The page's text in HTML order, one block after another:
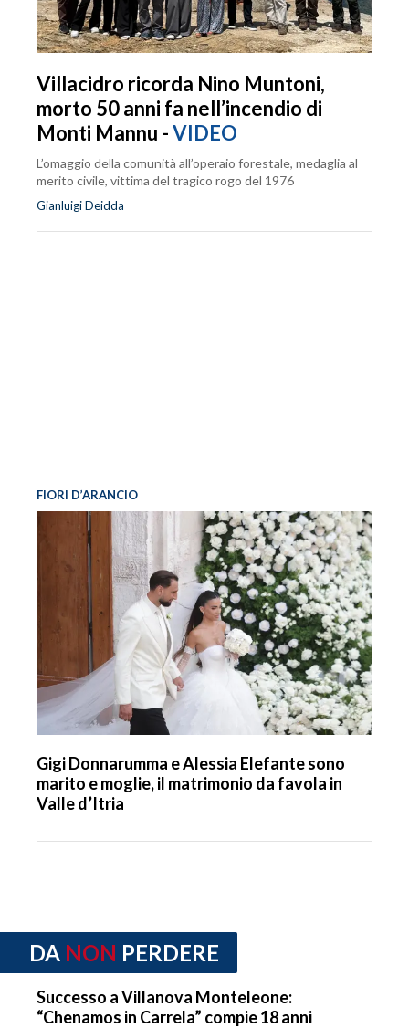
Villacidro ricorda Nino Muntoni,
morto 50 anni fa nell’incendio di
Monti Mannu -VIDEO
L’omaggio della comunità all’operaio forestale, medaglia al
merito civile, vittima del tragico rogo del 1976
Gianluigi Deidda
FIORI D’ARANCIO
Gigi Donnarumma e Alessia Elefante sono
marito e moglie, il matrimonio da favola in
Valle d’Itria
DA NON PERDERE
Successo a Villanova Monteleone:
“Chenamos in Carrela” compie 18 anni